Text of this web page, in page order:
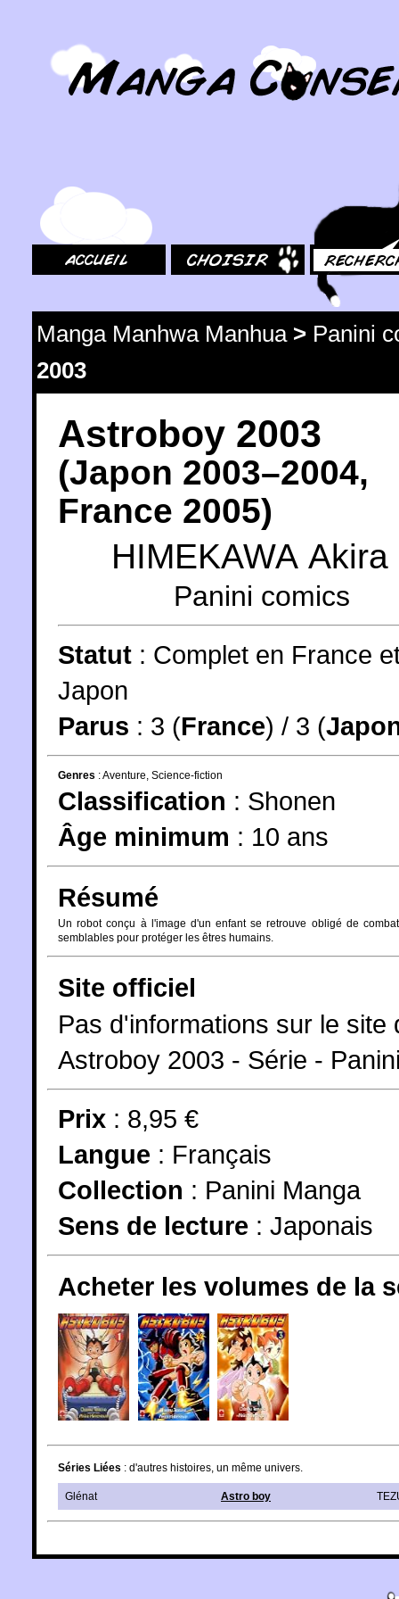
Manga Manhwa Manhua> Panini
2003
Astroboy 2003
(Japon 2003–2004,
France 2005)
HIMEKAWA Akira
Panini comics
Statut : Complet en France
Japon
Parus : 3 (France) / 3 (
Genres :Aventure Science-fiction
Classification : Shonen
Âge minimum : 10 ans
Résumé
Un robot conçu à l'image d'un enfant se retrouve obligé de
semblables pour protéger les êtres humains.
Site officiel
Pas d'informations sur le site
Astroboy 2003 - Série -
Prix : 8,95 €
Langue : Français
Collection : Panini Manga
Sens de lecture : Japonais
Acheter les volumes de la
Séries Liées : d'autres histoires, un même univers.
Glénat Astro boy